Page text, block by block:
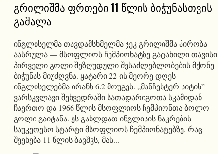
გრილიშმა ფრთები 11 წლის ბიჭუნასთვის
გაშალა
ინგლისელმა თავდამსხმელმა ჯეკ გრილიშმა პირობა
აასრულა — მსოფლიოს ჩემპიონატზე გატანილი თავისი
პირველი გოლი შეზღუდული შესაძლებლობების მქონე
ბიჭუნას მიუძღვნა. ყატარი 22-ის მეორე დღეს
ინგლისელებმა ირანს 6:2 მოუგეს. „მანჩესტერ სიტის”
ვარსკვლავი შეხვედრაში სათადარიგოთა სკამიდან
ჩაერთო და 1966 წლის მსოფლიოს ჩემპიონთა ბოლო
გოლი გაიტანა. ეს გახლდათ ინგლისის ნაკრების
საუკეთესო სტარტი მსოფლიოს ჩემპიონატებზე. რაც
შეეხება 11 წლის ბავშვს, მას...